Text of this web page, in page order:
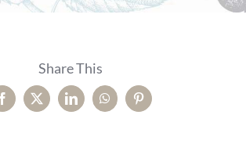
Share This
Facebook
X LinkedInWhatsAppPinterest